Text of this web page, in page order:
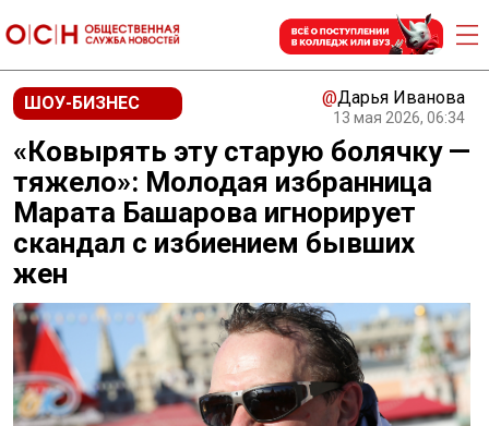
ШОУ-БИЗНЕС @Дарья Иванова
13 мая 2026, 06:34
«Ковырять эту старую болячку —
тяжело»: Молодая избранница
Марата Башарова игнорирует
скандал с избиением бывших
жен